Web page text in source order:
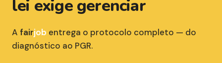
lei exige gerenciar
A fairjob entrega o protocolo completo — do
diagnóstico ao PGR.